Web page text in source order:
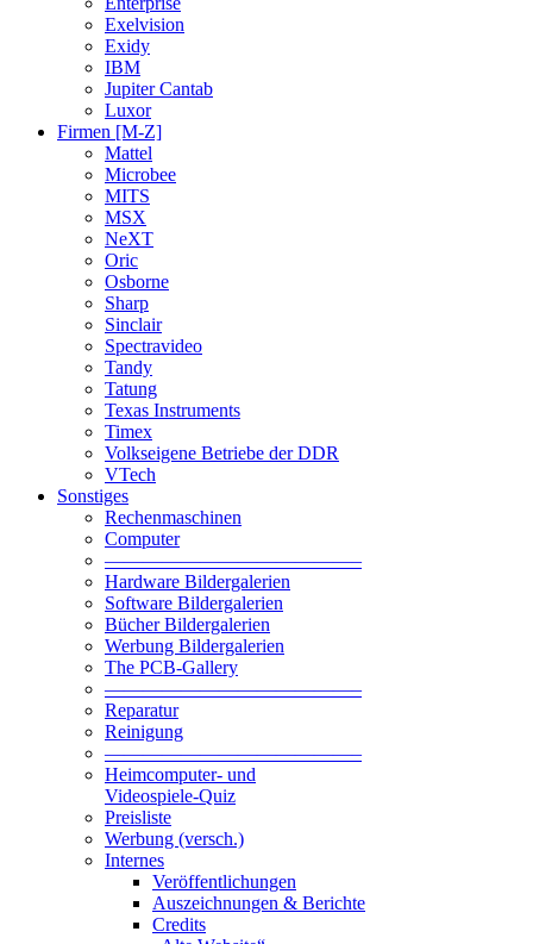
Exelvision
Exidy
IBM
Jupiter Cantab
Luxor
Firmen [M-Z]
Mattel
Microbee
MITS
MSX
NeXT
Oric
Osborne
Sharp
Sinclair
Spectravideo
Tandy
Tatung
Texas Instruments
Timex
Volkseigene Betriebe der DDR
VTech
Sonstiges
Rechenmaschinen
Computer
—————————————–
Hardware Bildergalerien
Software Bildergalerien
Bücher Bildergalerien
Werbung Bildergalerien
The PCB-Gallery
—————————————–
Reparatur
Reinigung
—————————————–
Heimcomputer- und
Videospiele-Quiz
Preisliste
Werbung (versch.)
Internes
Veröffentlichungen
Auszeichnungen & Berichte
Credits